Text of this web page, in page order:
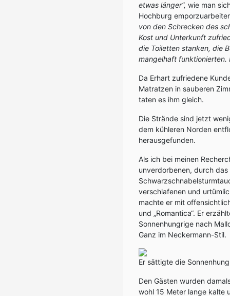
etwas länger“, wie man
Hochburg
von den Schrecken des
Kost und Unterkunft
die Toiletten stanken, die
mangelhaft funktionierten.
Da Erhart zufriedene
Matratzen in sauberen
taten es ihm gleich.
Die Strände sind jetzt
dem kühleren Norden
herausgefunden.
Als ich bei meinen
unverdorbenen, durch
verschlafenen und
machte er mit
und „Romantica“. Er
Sonnenhungrige nach
Ganz im Neckermann-Stil.
Er sättigte die
Den Gästen wurden
wohl 15 Meter lange kalte